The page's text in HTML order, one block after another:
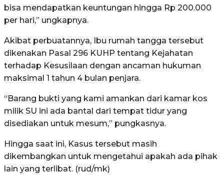
bisa mendapatkan keuntungan hingga Rp 200.000
per hari,” ungkapnya.
Akibat perbuatannya, Ibu rumah tangga tersebut
dikenakan Pasal 296 KUHP tentang Kejahatan
terhadap Kesusilaan dengan ancaman hukuman
maksimal 1 tahun 4 bulan penjara.
“Barang bukti yang kami amankan dari kamar kos
milik SU ini ada bantal dari tempat tidur yang
disediakan untuk mesum,” pungkasnya.
Hingga saat ini, Kasus tersebut masih
dikembangkan untuk mengetahui apakah ada pihak
lain yang terlibat. (rud/mk)